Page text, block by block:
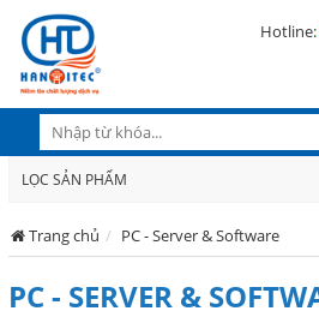
Hotline:
LỌC SẢN PHẨM
Trang chủ PC - Server & Software
PC - SERVER &